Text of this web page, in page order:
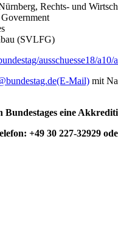
Rechts- und
(SVLFG)
ausschuesse18/
(E-Mail) mit
eine
+49 30 227-32929